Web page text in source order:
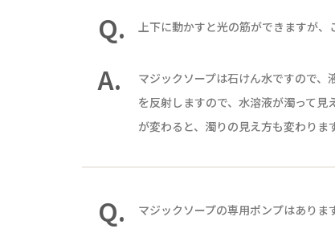
Q. 上下に動かすと光の筋ができますが
A.
マジックソープは石けん水ですので
を反射しますので、水溶液が濁って
が変わると、濁りの見え方も変わりま
Q. マジックソープの専用ポンプはありま